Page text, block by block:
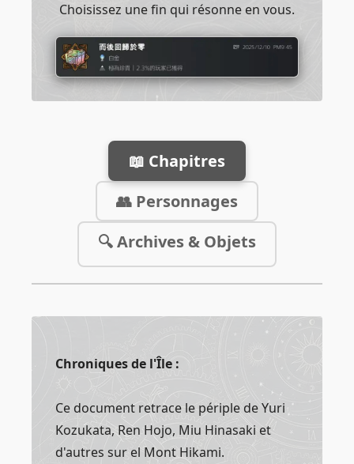
Choisissez une fin qui résonne en vous.
📖 Chapitres
👥 Personnages
🔍 Archives & Objets
Chroniques de l'Île :
Ce document retrace le périple de Yuri
Kozukata, Ren Hojo, Miu Hinasaki et
d'autres sur el Mont Hikami.